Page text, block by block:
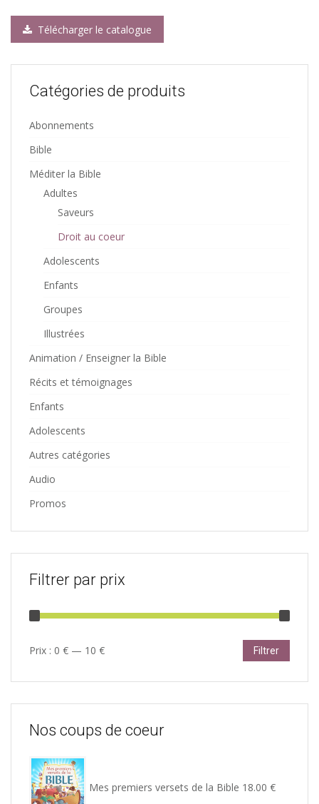
Télécharger le catalogue
Catégories de produits
Abonnements
Bible
Méditer la Bible
Adultes
Saveurs
Droit au coeur
Adolescents
Enfants
Groupes
Illustrées
Animation / Enseigner la Bible
Récits et témoignages
Enfants
Adolescents
Autres catégories
Audio
Promos
Filtrer par prix
Prix
Prix
Filtrer
Prix : 0 € — 10 €
Nos coups de coeur
Mes premiers versets de la Bible 18.00 €